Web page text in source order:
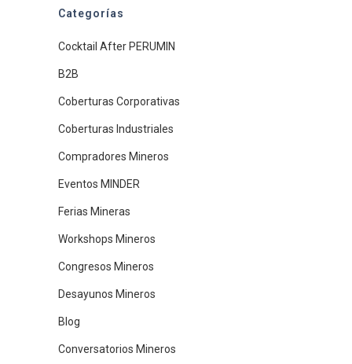
Categorías
Cocktail After PERUMIN
B2B
Coberturas Corporativas
Coberturas Industriales
Compradores Mineros
Eventos MINDER
Ferias Mineras
Workshops Mineros
Congresos Mineros
Desayunos Mineros
Blog
Conversatorios Mineros